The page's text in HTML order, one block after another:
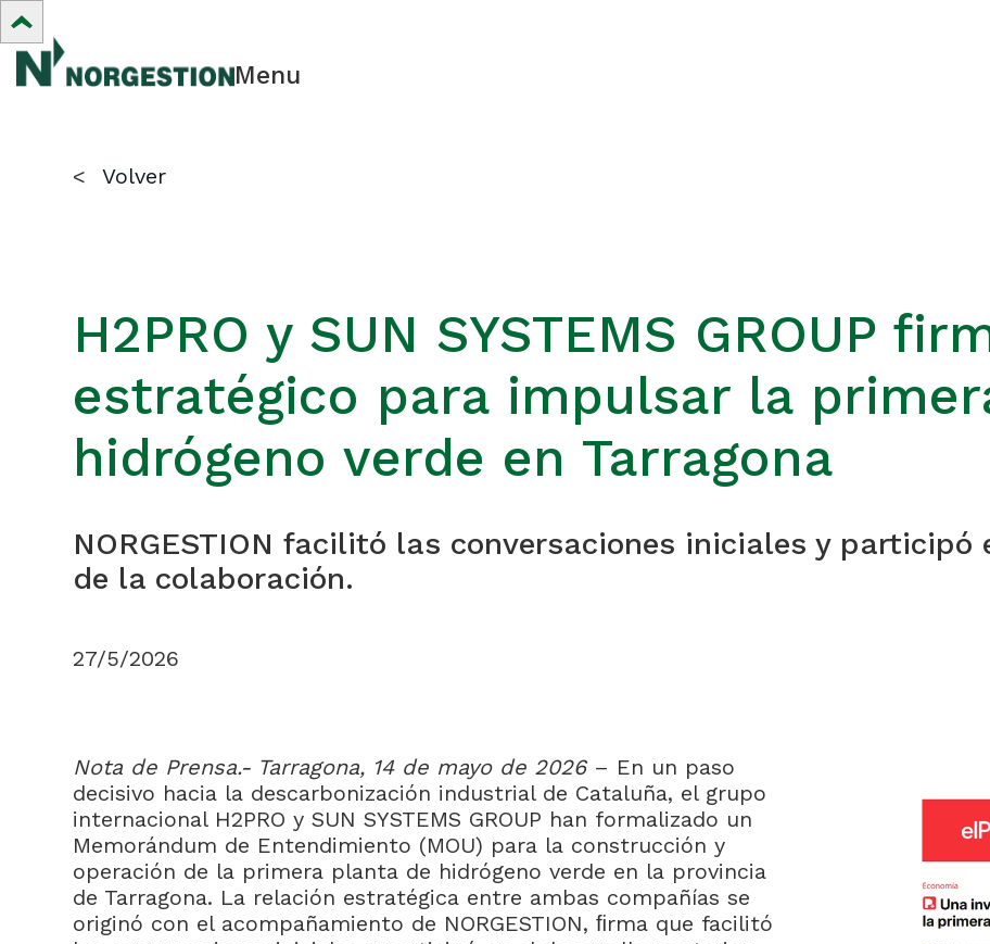
Menu
< Volver
H2PRO y SUN SYSTEMS GROUP
estratégico para impulsar la
hidrógeno verde en Tarragona
NORGESTION facilitó las conversaciones iniciales y
de la colaboración.
27/5/2026
Nota de Prensa.- Tarragona, 14 de mayo de 2026– En un paso
decisivo hacia la descarbonización industrial de Cataluña, el grupo
internacional H2PRO y SUN SYSTEMS GROUP han formalizado un
Memorándum de Entendimiento (MOU) para la construcción y
operación de la primera planta de hidrógeno verde en la provincia
de Tarragona. La relación estratégica entre ambas compañías se
originó con el acompañamiento de NORGESTION, ﬁrma que facilitó